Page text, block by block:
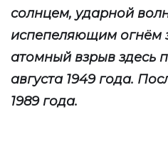
солнцем, ударной
испепеляющим огнём
атомный взрыв здесь
августа 1949 года.
1989 года.